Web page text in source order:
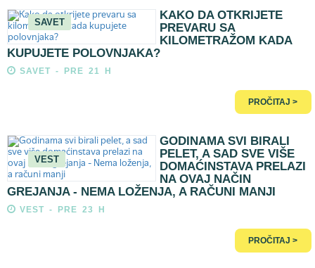
SAVET
KAKO DA OTKRIJETE
PREVARU SA
KILOMETRAŽOM KADA
KUPUJETE POLOVNJAKA?
SAVET - PRE 21 H
PROČITAJ >
VEST
GODINAMA SVI BIRALI
PELET, A SAD SVE VIŠE
DOMAĆINSTAVA PRELAZI
NA OVAJ NAČIN
GREJANJA - NEMA LOŽENJA, A RAČUNI MANJI
VEST - PRE 23 H
PROČITAJ >